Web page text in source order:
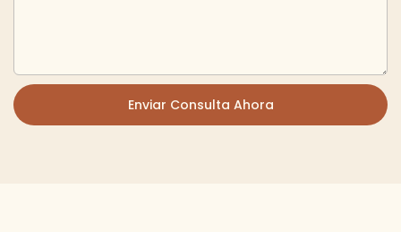
Enviar Consulta Ahora